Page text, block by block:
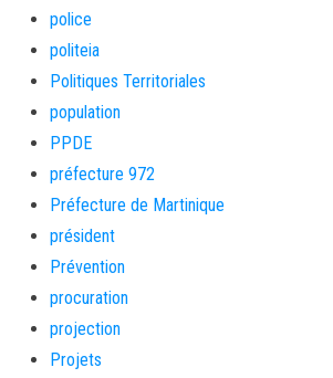
police
politeia
Politiques Territoriales
population
PPDE
préfecture 972
Préfecture de Martinique
président
Prévention
procuration
projection
Projets